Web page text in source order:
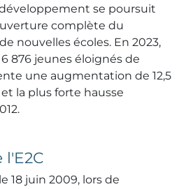
développement se poursuit
complète du
nouvelles écoles. En 2023,
876 jeunes éloignés de
une augmentation de 12,5
la plus forte hausse
l'E2C
18 juin 2009, lors de